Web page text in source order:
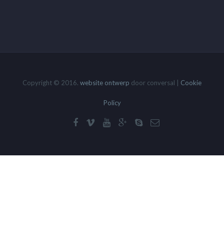
Copyright © 2016. website ontwerp door conversal | Cookie
Policy